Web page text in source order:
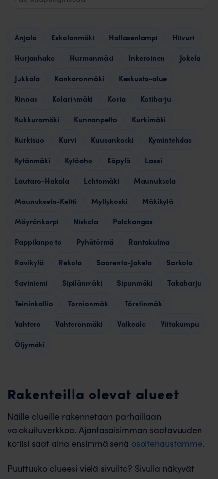
Anjala Eskolanmäki Hallasenlampi
Hiivuri
Hurjanhaka
Hurmanmäki Inkeroinen
Jokela
Jukkala
Kankaronmäki
Keskusta-alue
Kinnas
Kolarinmäki Koria
Kotiharju
Kukkuramäki
Kunnanpelto
Kurkimäki
Kurkisuo
Kurvi Kuusankoski
Kymintehdas
Kytänmäki
Kytöaho Käpylä
Lassi
Lautaro-Hakala
Lehtomäki
Maunuksela
Maunuksela-Keltti
Myllykoski
Mäkikylä
Mäyränkorpi
Niskala
Palokangas
Pappilanpelto
Pyhätörmä
Rantakulma
Ravikylä
Rekola Saarento-Jokela
Sarkola
Saviniemi
Sipilänmäki Sipunmäki
Takaharju
Teininkallio
Tornionmäki
Törstinmäki
Vahtero
Vahteronmäki Valkeala
Viitakumpu
Öljymäki
Rakenteilla olevat alueet
Näille alueille rakennetaan parhaillaan
valokuituverkkoa. Ajantasaisimman saatavuuden
kotiisi saat aina ensimmäisenä osoitehaustamme.
Puuttuuko alueesi vielä sivuilta? Sivulla näkyvät